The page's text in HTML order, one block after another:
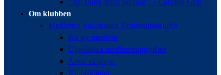
”Att träna inför tävling” – Camilla Grip
Om klubben
Medlem i Vallentuna Brukshundklubb
Bli ny medlem
Uppdatera medlemsuppgifter
Årets ekipage
Klubbkläder